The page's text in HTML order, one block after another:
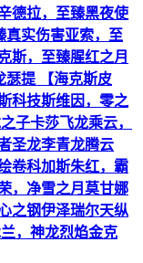
德拉，至臻黑夜使
实伤害亚索，至
斯，至臻腥红之月
瑟提 【海克斯皮
科技斯维因，零之
子卡莎飞龙乘云，
圣龙李青龙腾云
卷科加斯朱红，霸
，净雪之月莫甘娜
之钢伊泽瑞尔天纵
，神龙烈焰金克